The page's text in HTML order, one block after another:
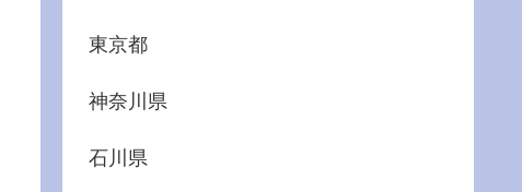
東京都
神奈川県
石川県